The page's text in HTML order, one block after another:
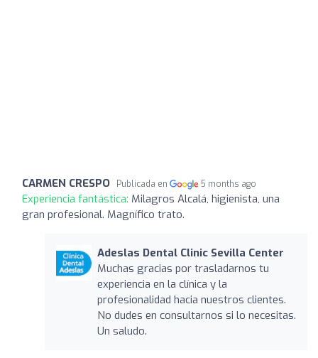
CARMEN CRESPO Publicada en 5 months ago
Experiencia fantástica: Milagros Alcalá, higienista, una
gran profesional. Magnífico trato.
Adeslas Dental Clinic Sevilla Center
Muchas gracias por trasladarnos tu
experiencia en la clínica y la
profesionalidad hacia nuestros clientes.
No dudes en consultarnos si lo necesitas.
Un saludo.